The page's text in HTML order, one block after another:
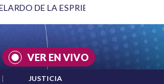
ENTRE ESTADOS UNIDOS E
VER EN VIVO
| JUSTICIA